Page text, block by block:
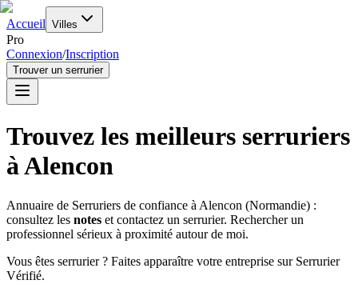
Accueil Villes
Pro
Connexion/Inscription
Trouver un serrurier
Trouvez les meilleurs serruriers
àAlencon
Annuaire de Serruriers de confiance à Alencon (Normandie) :
consultez les notes et contactez un serrurier. Rechercher un
professionnel sérieux à proximité autour de moi.
Vous êtes serrurier ? Faites apparaître votre entreprise sur Serrurier
Vérifié.